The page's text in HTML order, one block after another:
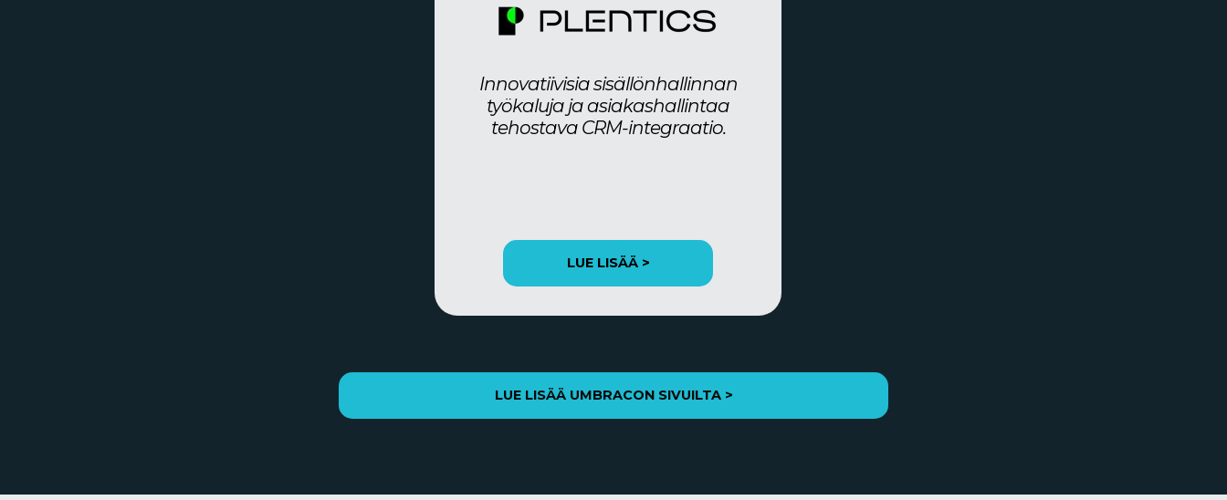
Innovatiivisia sisällönhallinnan
työkaluja ja asiakashallintaa
tehostava CRM-integraatio.
LUE LISÄÄ >
LUE LISÄÄ UMBRACON SIVUILTA >